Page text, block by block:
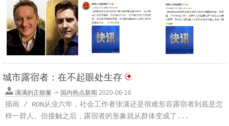
城市露宿者：在不起眼处生存
满满的正能量 -> 国内热点新闻 2020-06-16
插画 / RON从业六年，社会工作者张潇还是很难形容露宿者到底是怎
样一群人。但接触之后，露宿者的形象就从群体变成了...